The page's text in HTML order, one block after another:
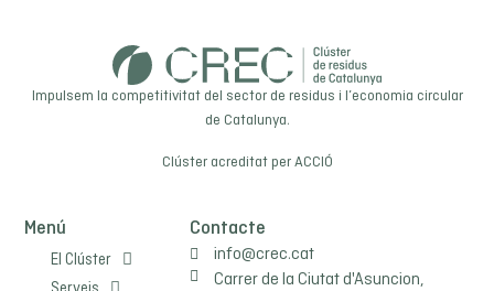
Impulsem la competitivitat del sector de residus i l’economia circular
de Catalunya.
Clúster acreditat perACCIÓ
Menú
El Clúster
Contacte
info@crec.cat
Carrer de la Ciutat d'Asuncion,